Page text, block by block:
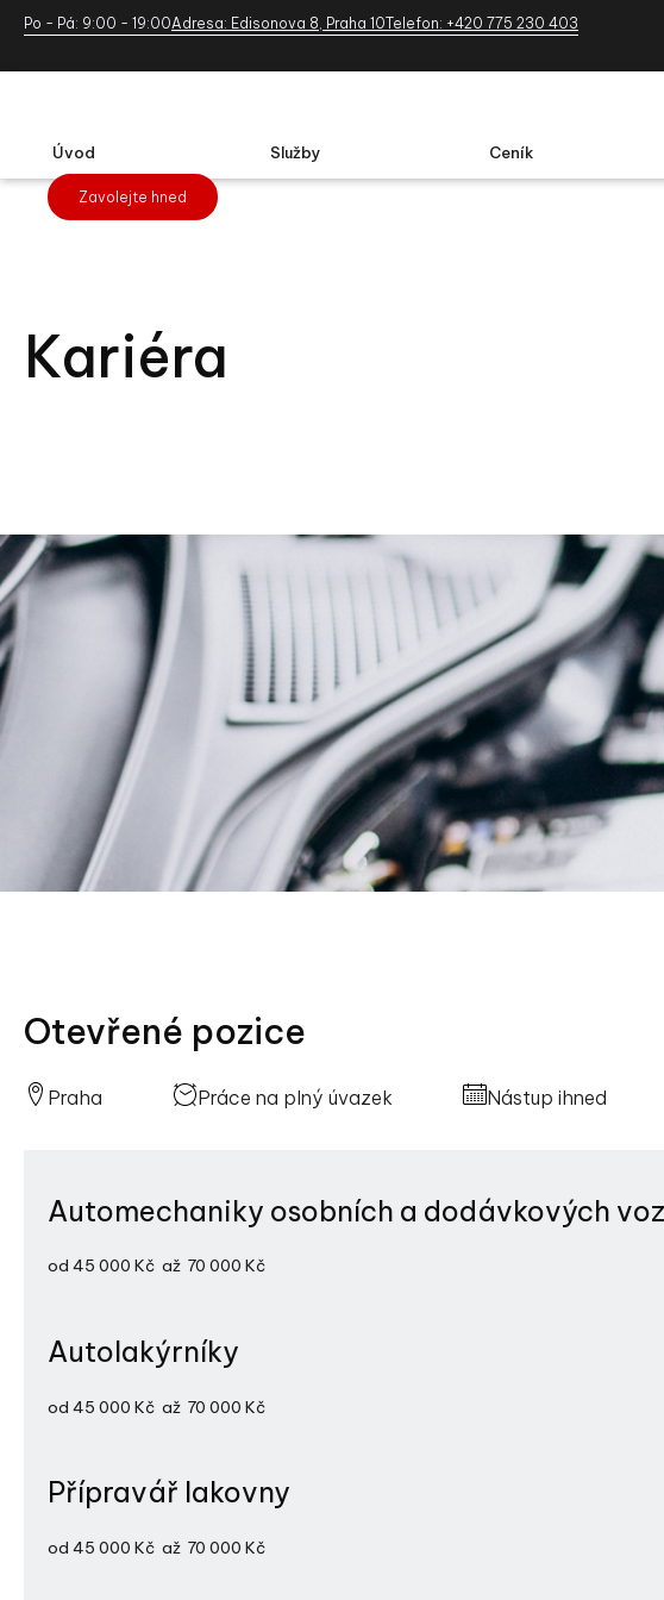
Po - Pá: 9:00 - 19:00Adresa: Edisonova 8, Praha 10Telefon: +420 775 230 403
Úvod Služby Ceník
Zavolejte hned
Kariéra
Otevřené pozice
Praha Práce na plný úvazek Nástup ihned
Automechaniky osobních a dodávkových
od 45 000 Kč až 70 000 Kč
Nabízíme:
Práce na plný úvazek;
Příjemný kolektiv;
Autolakýrníky
od 45 000 Kč až 70 000 Kč
Nabízíme:
Přípravář lakovny
od 45 000 Kč až 70 000 Kč